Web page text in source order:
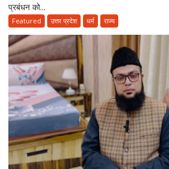
प्रबंधन को...
Featured उत्तर प्रदेश धर्म राज्य